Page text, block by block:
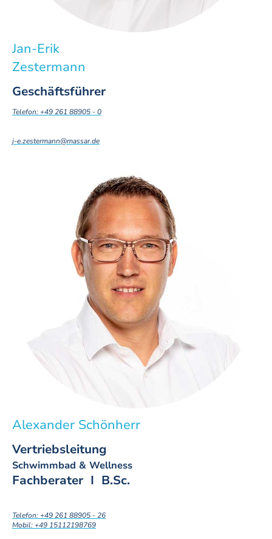
Jan-Erik
Zestermann
Geschäftsführer
Telefon: +49 261 88905 - 0
j-e.zestermann@massar.de
Alexander Schönherr
Vertriebsleitung
Schwimmbad & Wellness
Fachberater I B.Sc.
Telefon: +49 261 88905 - 26
Mobil: +49 15112198769